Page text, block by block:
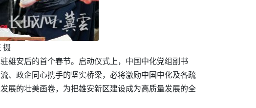
摄
雄安后的首个春节。启动仪式上，中国中化党组副书
、政企同心携手的坚实桥梁，必将激励中国中化及各疏
展的壮美画卷，为把雄安新区建设成为高质量发展的全